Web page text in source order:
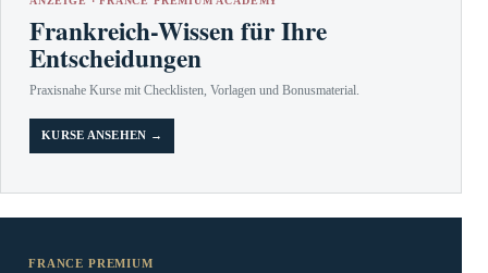
Frankreich-Wissen für Ihre
Entscheidungen
Praxisnahe Kurse mit Checklisten, Vorlagen und Bonusmaterial.
KURSE ANSEHEN →
FRANCE PREMIUM